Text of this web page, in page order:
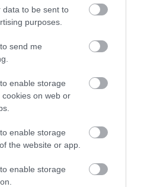
data to be sent to
purposes.
send me
enable storage
on web or
enable storage
the website or app.
enable storage